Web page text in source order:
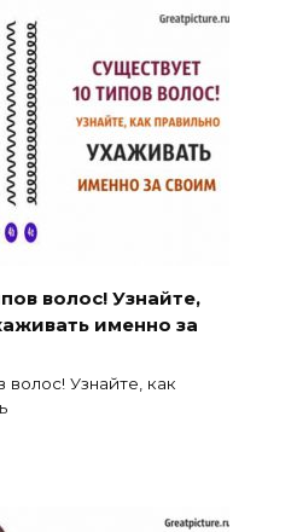
волос! Узнайте,
именно за
волос! Узнайте, как